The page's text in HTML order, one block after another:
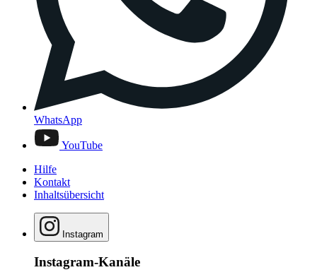
WhatsApp
YouTube
Hilfe
Kontakt
Inhaltsübersicht
Instagram
Instagram-Kanäle